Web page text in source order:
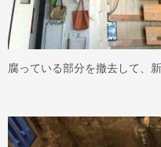
腐っている部分を撤去して、